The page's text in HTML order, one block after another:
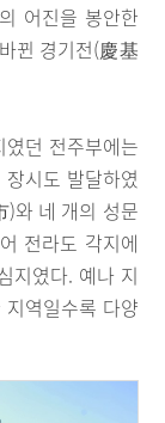
어진을 봉안한
뀐 경기전(慶基
던 전주부에는
시도 발달하였
)와 네 개의 성문
전라도 각지에
지였다. 예나 지
역일수록 다양